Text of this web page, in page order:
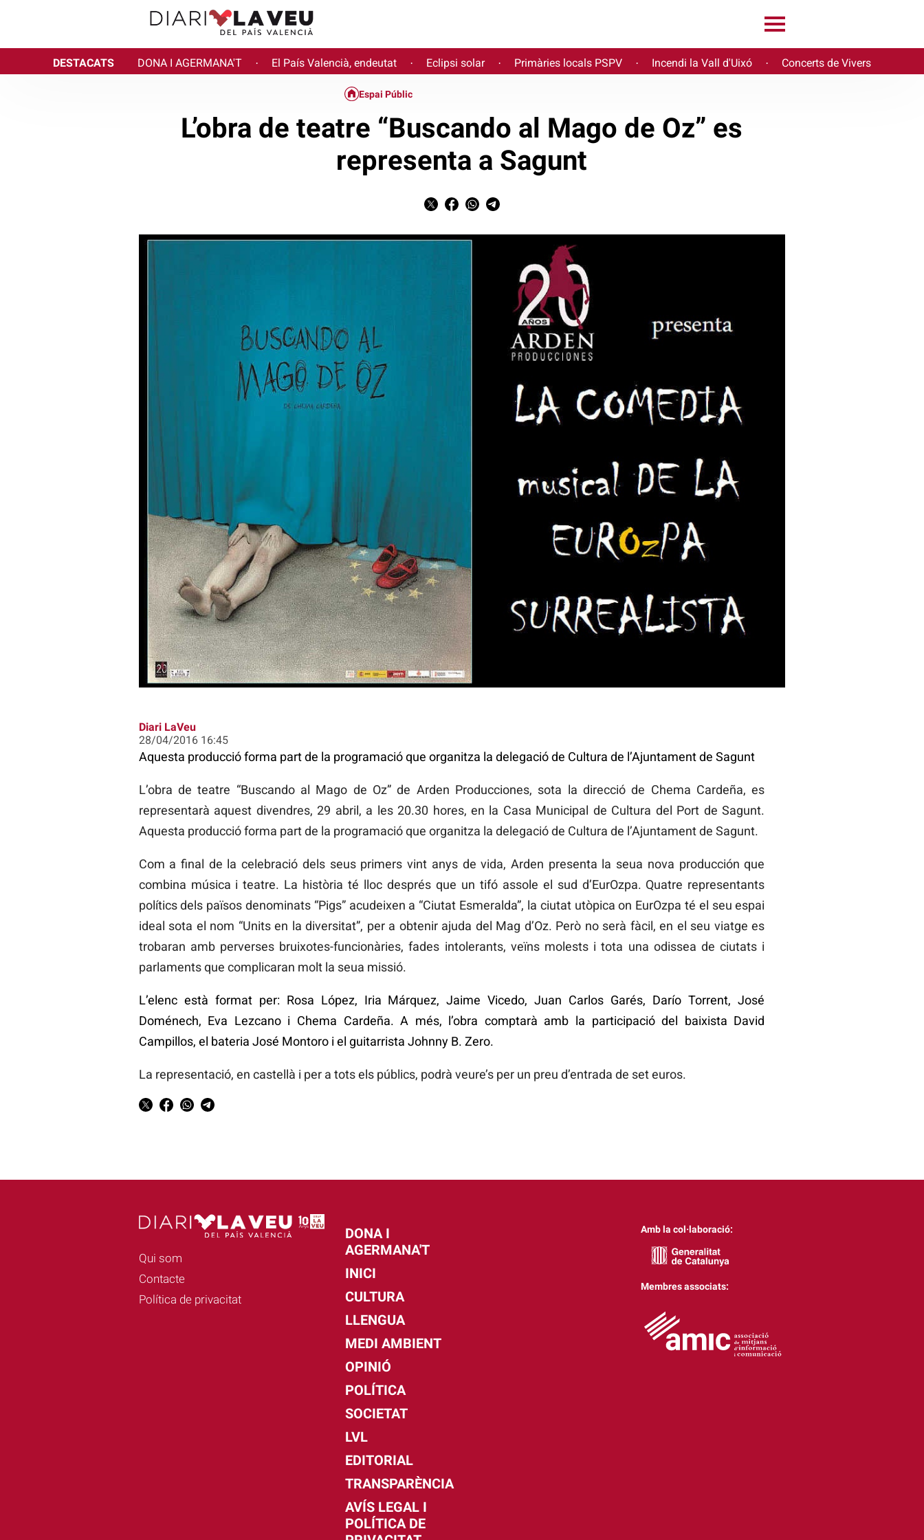
DESTACATS DONA I AGERMANA'T · El País Valencià, endeutat · Eclipsi solar · Primàries locals PSPV · Incendi la Vall d'Uixó · Concerts de Vivers
Espai Públic
L’obra de teatre “Buscando al Mago de Oz” es
representa a Sagunt
Diari LaVeu
28/04/2016 16:45
Aquesta producció forma part de la programació que organitza la delegació de Cultura de l’Ajuntament de Sagunt
L’obra de teatre “Buscando al Mago de Oz” de Arden Producciones, sota la direcció de Chema Cardeña, es
representarà aquest divendres, 29 abril, a les 20.30 hores, en la Casa Municipal de Cultura del Port de Sagunt.
Aquesta producció forma part de la programació que organitza la delegació de Cultura de l’Ajuntament de Sagunt.
Com a final de la celebració dels seus primers vint anys de vida, Arden presenta la seua nova producción que
combina música i teatre. La història té lloc després que un tifó assole el sud d’EurOzpa. Quatre representants
polítics dels països denominats “Pigs” acudeixen a “Ciutat Esmeralda”, la ciutat utòpica on EurOzpa té el seu espai
ideal sota el nom “Units en la diversitat”, per a obtenir ajuda del Mag d’Oz. Però no serà fàcil, en el seu viatge es
trobaran amb perverses bruixotes-funcionàries, fades intolerants, veïns molests i tota una odissea de ciutats i
parlaments que complicaran molt la seua missió.
L’elenc està format per: Rosa López, Iria Márquez, Jaime Vicedo, Juan Carlos Garés, Darío Torrent, José
Doménech, Eva Lezcano i Chema Cardeña. A més, l’obra comptarà amb la participació del baixista David
Campillos, el bateria José Montoro i el guitarrista Johnny B. Zero.
La representació, en castellà i per a tots els públics, podrà veure’s per un preu d’entrada de set euros.
Qui som
Contacte
Política de privacitat
DONA I
AGERMANA'T
INICI
CULTURA
LLENGUA
MEDI AMBIENT
OPINIÓ
POLÍTICA
SOCIETAT
LVL
EDITORIAL
TRANSPARÈNCIA
AVÍS LEGAL I
POLÍTICA DE
Amb la col·laboració:
Membres associats: